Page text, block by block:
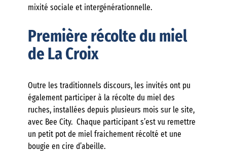
mixité sociale et intergénérationnelle.
Première récolte du miel
de La Croix
Outre les traditionnels discours, les invités ont pu
également participer à la récolte du miel des
ruches, installées depuis plusieurs mois sur le site,
avec Bee City. Chaque participant s’est vu remettre
un petit pot de miel fraichement récolté et une
bougie en cire d’abeille.